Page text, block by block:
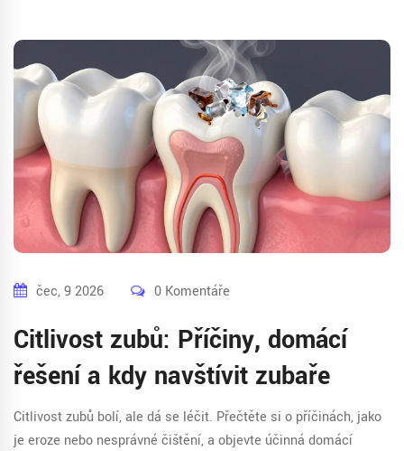
čec, 9 2026 0 Komentáře
Citlivost zubů: Příčiny, domácí
řešení a kdy navštívit zubaře
Citlivost zubů bolí, ale dá se léčit. Přečtěte si o příčinách, jako
je eroze nebo nesprávné čištění, a objevte účinná domácí